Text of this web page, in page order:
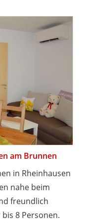
am Brunnen
in Rheinhausen
nahe beim
freundlich
8 Personen.